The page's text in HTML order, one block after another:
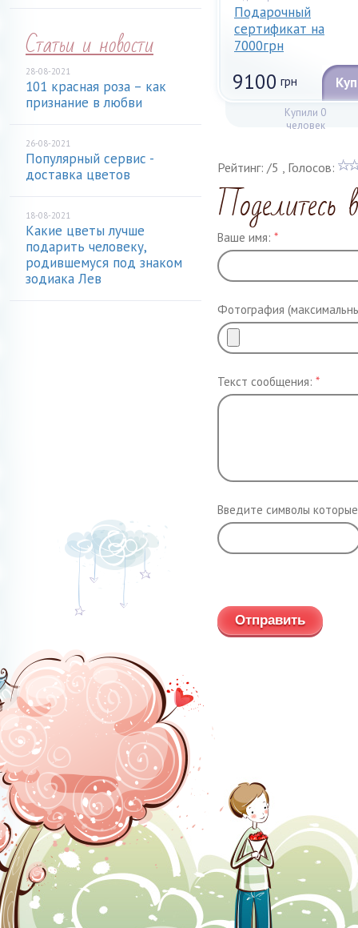
Статьи и новости
28-08-2021
101 красная роза – как
признание в любви
26-08-2021
Популярный сервис -
доставка цветов
18-08-2021
Какие цветы лучше
подарить человеку,
родившемуся под знаком
зодиака Лев
Купили 0
человек
Подарочный
сертификат на
7000грн
9100 грн
Рейтинг: /5 , Голосов:
Поделитесь
Ваше имя: *
Фотография
Текст сообщения: *
Введите символы